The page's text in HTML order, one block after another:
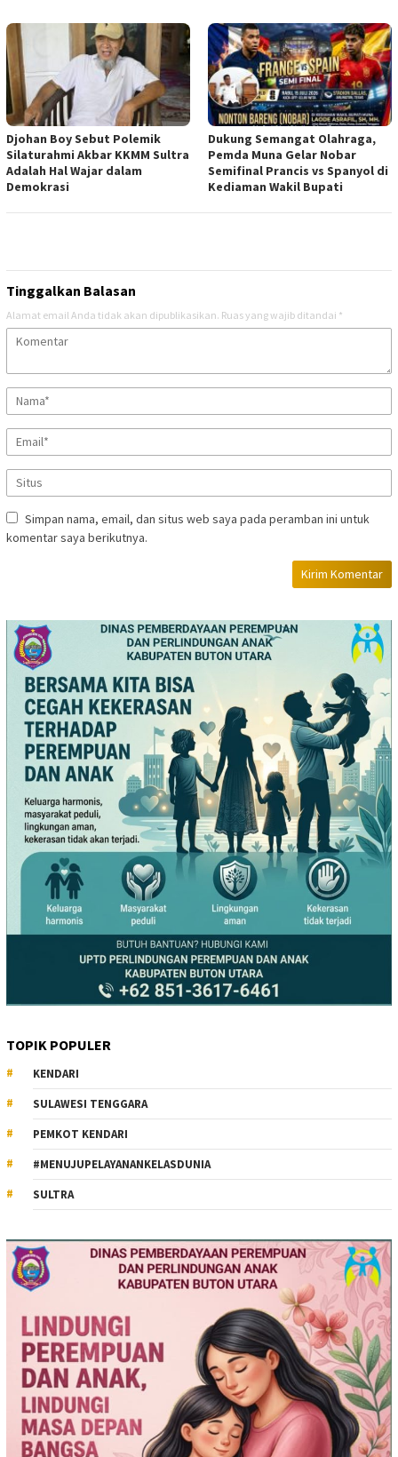
Djohan Boy Sebut Polemik
Silaturahmi Akbar KKMM Sultra
Adalah Hal Wajar dalam
Demokrasi
Dukung Semangat Olahraga,
Pemda Muna Gelar Nobar
Semifinal Prancis vs Spanyol di
Kediaman Wakil Bupati
Tinggalkan Balasan
Alamat email Anda tidak akan dipublikasikan. Ruas yang wajib ditandai *
Simpan nama, email, dan situs web saya pada peramban ini untuk
komentar saya berikutnya.
TOPIK POPULER
KENDARI
SULAWESI TENGGARA
PEMKOT KENDARI
#MENUJUPELAYANANKELASDUNIA
SULTRA